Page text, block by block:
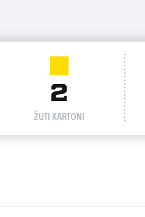
2
ŽUTI KARTONI